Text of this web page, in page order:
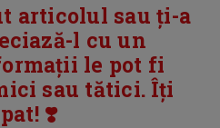
articolul sau ți-a
l cu un
le pot fi
sau tătici. Îți
❣️